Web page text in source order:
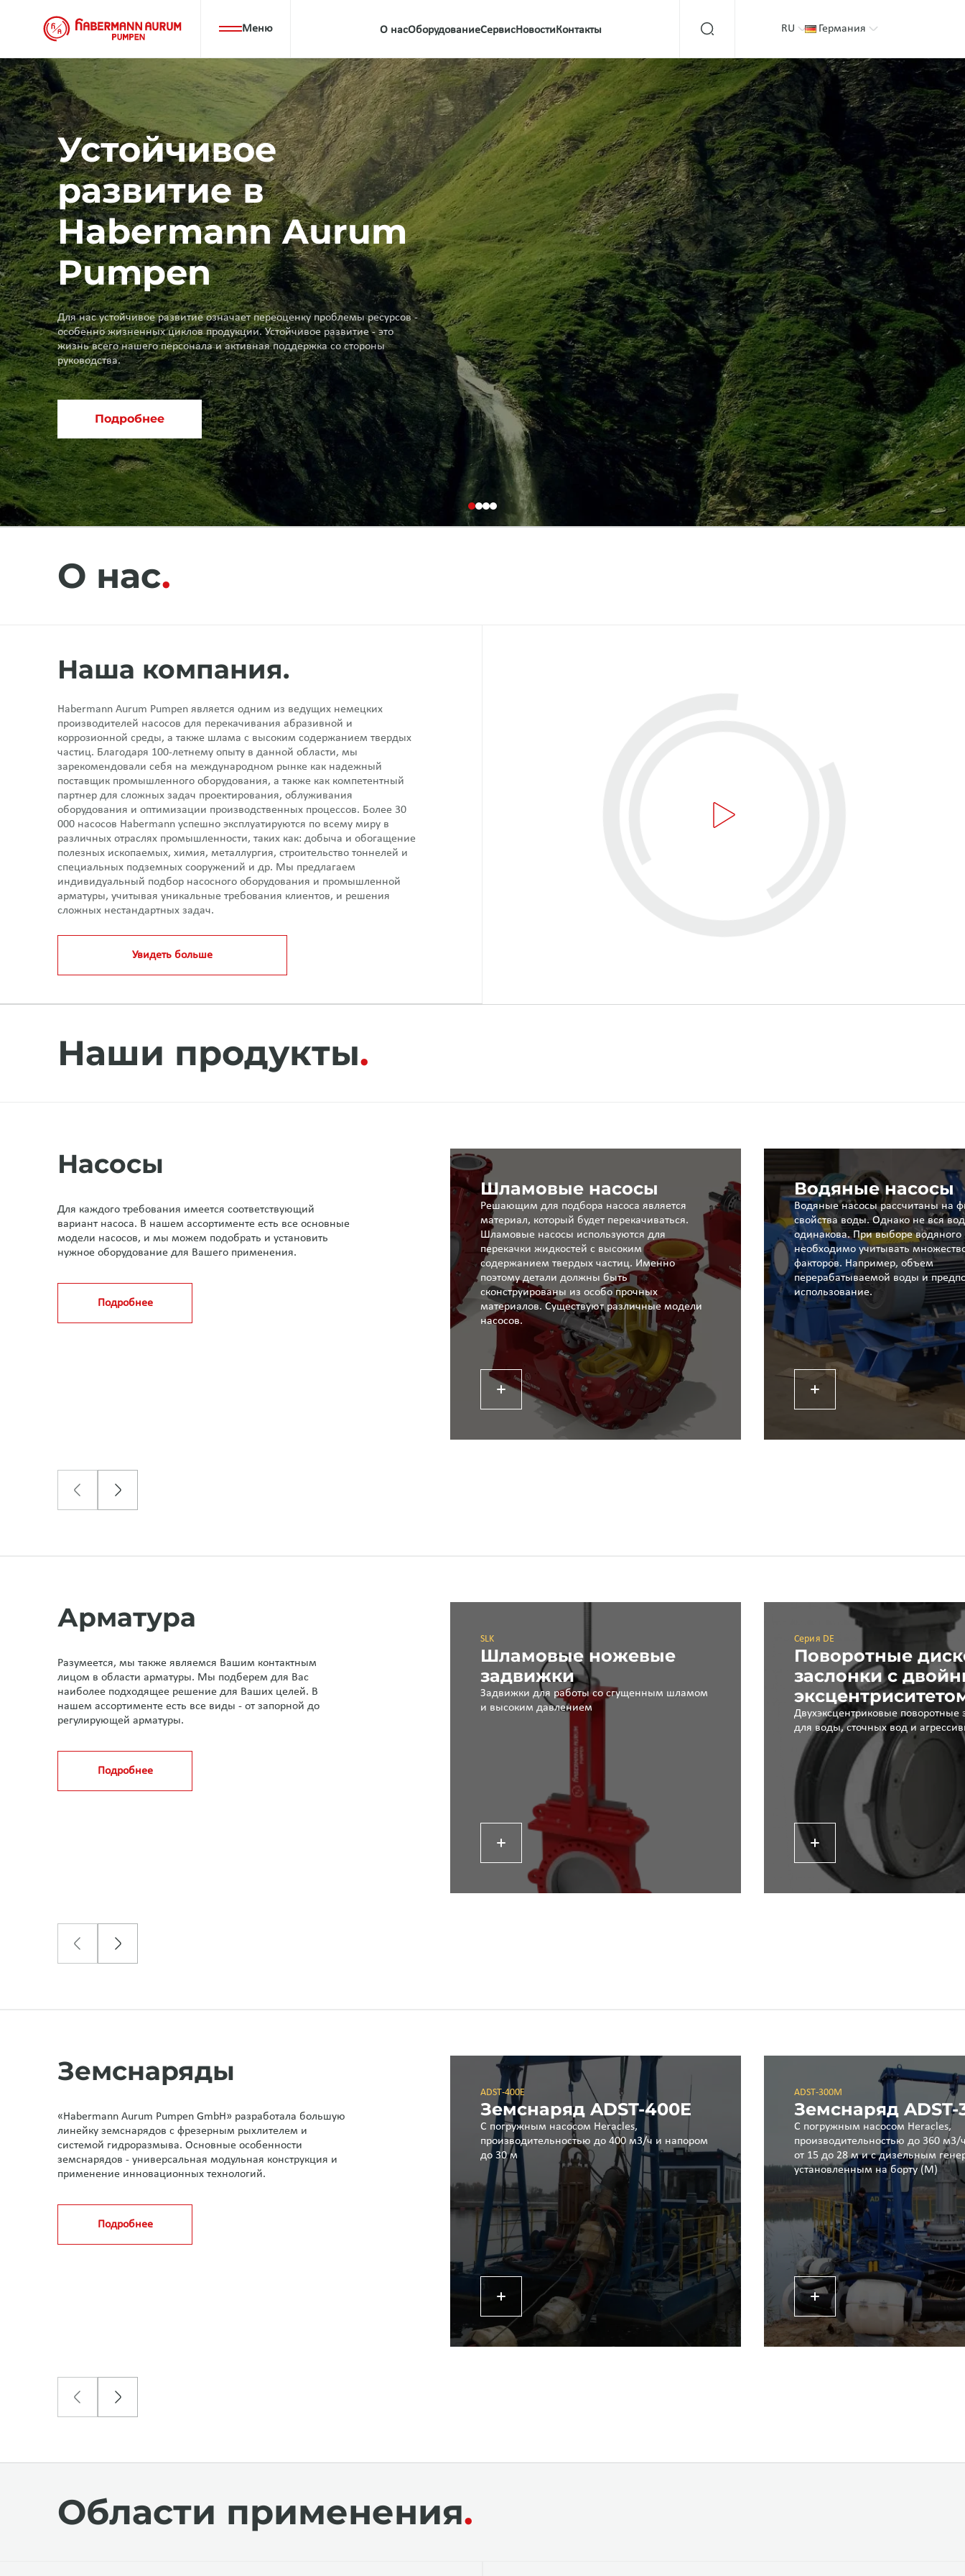
основному
Меню О насОборудованиеСервисНовостиКонтакты RU Германия
Устойчивое
развитие в
Habermann Aurum
Pumpen
Для нас устойчивое развитие означает переоценку проблемы ресурсов -
особенно жизненных циклов продукции. Устойчивое развитие - это
жизнь всего нашего персонала и активная поддержка со стороны
руководства.
Подробнее
О нас
Наша компания.
Habermann Aurum Pumpen является одним из ведущих немецких
производителей насосов для перекачивания абразивной и
коррозионной среды, а также шлама с высоким содержанием твердых
частиц. Благодаря 100-летнему опыту в данной области, мы
зарекомендовали себя на международном рынке как надежный
поставщик промышленного оборудования, а также как компетентный
партнер для сложных задач проектирования, облуживания
оборудования и оптимизации производственных процессов. Более 30
000 насосов Habermann успешно эксплуатируются по всему миру в
различных отраслях промышленности, таких как: добыча и обогащение
полезных ископаемых, химия, металлургия, строительство тоннелей и
специальных подземных сооружений и др. Мы предлагаем
индивидуальный подбор насосного оборудования и промышленной
арматуры, учитывая уникальные требования клиентов, и решения
сложных нестандартных задач.
Увидеть больше
Наши продукты
Насосы
Для каждого требования имеется соответствующий
вариант насоса. В нашем ассортименте есть все основные
модели насосов, и мы можем подобрать и установить
нужное оборудование для Вашего применения.
Подробнее
Шламовые насосы
Решающим для подбора насоса является
материал, который будет перекачиваться.
Шламовые насосы используются для
перекачки жидкостей с высоким
содержанием твердых частиц. Именно
поэтому детали должны быть
сконструированы из особо прочных
материалов. Существуют различные модели
насосов.
Водяные насосы
Водяные насосы рассчитаны на
свойства воды. Однако не вся
одинакова. При выборе водяного
необходимо учитывать
факторов. Например, объем
перерабатываемой воды и
использование.
Арматура
Разумеется, мы также являемся Вашим контактным
лицом в области арматуры. Мы подберем для Вас
наиболее подходящее решение для Ваших целей. В
нашем ассортименте есть все виды - от запорной до
регулирующей арматуры.
Подробнее
SLK
Шламовые ножевые
задвижки
Задвижки для работы со сгущенным шламом
и высоким давлением
Серия DE
Поворотные
заслонки с
Двухэксцентриковые поворотные
для воды, сточных вод и
Земснаряды
«Habermann Aurum Pumpen GmbН» разработала большую
линейку земснарядов с фрезерным рыхлителем и
системой гидроразмыва. Основные особенности
земснарядов - универсальная модульная конструкция и
применение инновационных технологий.
Подробнее
ADST-400E
Земснаряд ADST-400E
С погружным насосом Heracles,
производительностью до 400 м3/ч и напором
до 30 м
ADST-300M
Земснаряд ADST-
С погружным насосом Heracles,
производительностью до 360 м3/
от 15 до 28 м и с дизельным
установленным на борту (M)
Области применения